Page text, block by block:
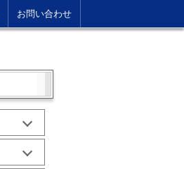
お問い合わせ